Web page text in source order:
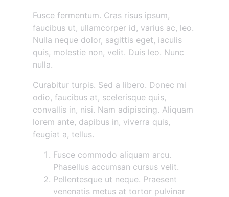
Fusce fermentum. Cras risus ipsum,
faucibus ut, ullamcorper id, varius ac, leo.
Nulla neque dolor, sagittis eget, iaculis
quis, molestie non, velit. Duis leo. Nunc
nulla.
Curabitur turpis. Sed a libero. Donec mi
odio, faucibus at, scelerisque quis,
convallis in, nisi. Nam adipiscing. Aliquam
lorem ante, dapibus in, viverra quis,
feugiat a, tellus.
Fusce commodo aliquam arcu.
Phasellus accumsan cursus velit.
Pellentesque ut neque. Praesent
venenatis metus at tortor pulvinar